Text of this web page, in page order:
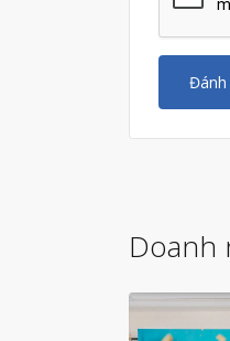
Đánh
Doanh